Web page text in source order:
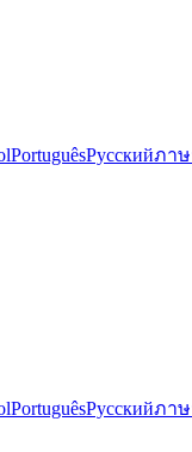
PortuguêsРусскийภาษ
PortuguêsРусскийภาษ